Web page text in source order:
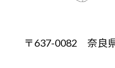
〒637-0082 奈良